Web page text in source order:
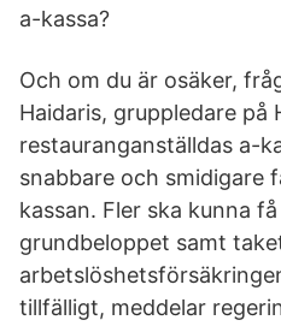
a-kassa?
Och om du är osäker,
Haidaris, gruppledare på
restauranganställdas a-
snabbare och smidigare
kassan. Fler ska kunna
grundbeloppet samt
tillfälligt, meddelar